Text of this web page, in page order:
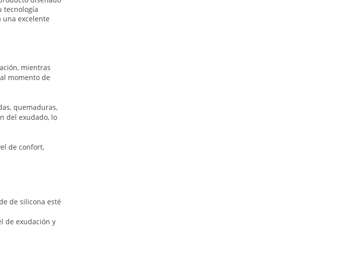
tecnología
excelente
mientras
momento de
quemaduras,
del exudado, lo
de confort,
de silicona esté
de exudación y